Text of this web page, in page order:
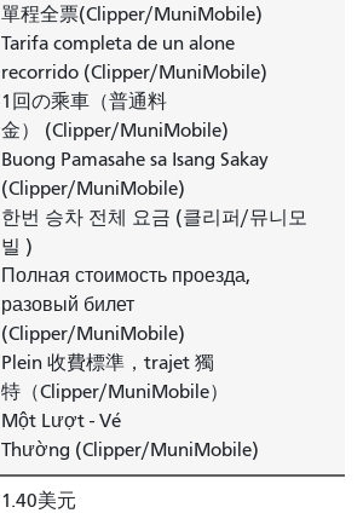
單程全票(Clipper/MuniMobile)
Tarifa completa de un alone
recorrido(Clipper/MuniMobile)
1回の乘車（普通料
金）
(Clipper/MuniMobile)
Buong Pamasahe sa Isang Sakay
(Clipper/MuniMobile)
한번 승차 전체 요금 (클리퍼/뮤니모
빌 )
Полная стоимость проезда,
разовый билет
(Clipper/MuniMobile)
Plein 收費標準，trajet 獨
特（Clipper/MuniMobile）
Một Lượt - Vé
Thường (Clipper/MuniMobile)
1.40美元